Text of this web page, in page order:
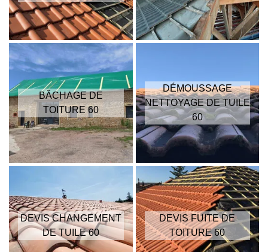
BÂCHAGE DE
TOITURE 60
DÉMOUSSAGE
NETTOYAGE DE TUILE
60
DEVIS CHANGEMENT
DE TUILE 60
DEVIS FUITE DE
TOITURE 60